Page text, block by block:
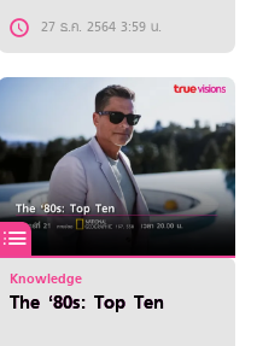
27 ธ.ค. 2564 3:59 น.
Knowledge
The ‘80s: Top Ten